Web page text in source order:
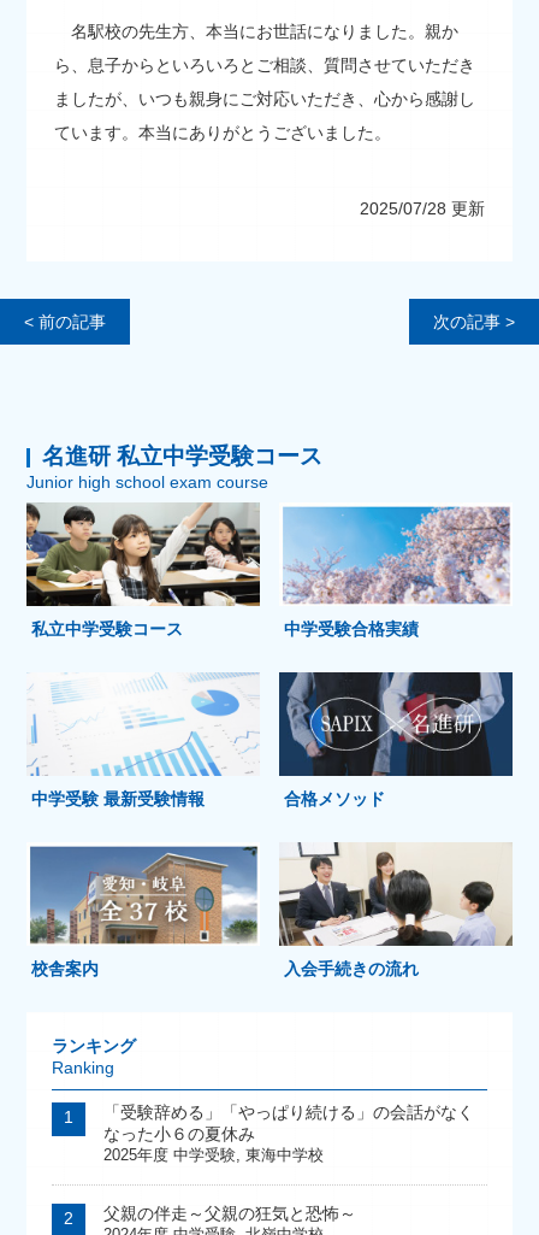
名駅校の先生方、本当にお世話になりました。親か
ら、息子からといろいろとご相談、質問させていただき
ましたが、いつも親身にご対応いただき、心から感謝し
ています。本当にありがとうございました。
2025/07/28 更新
< 前の記事 次の記事 >
名進研 私立中学受験コース
Junior high school exam course
私立中学受験コース 中学受験合格実績
中学受験 最新受験情報 合格メソッド
校舎案内 入会手続きの流れ
ランキング
Ranking
「受験辞める」「やっぱり続ける」の会話がなく
なった小６の夏休み
2025年度 中学受験, 東海中学校
父親の伴走～父親の狂気と恐怖～